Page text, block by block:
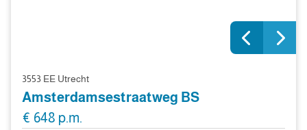
3553 EE Utrecht
Amsterdamsestraatweg BS
€ 648 p.m.